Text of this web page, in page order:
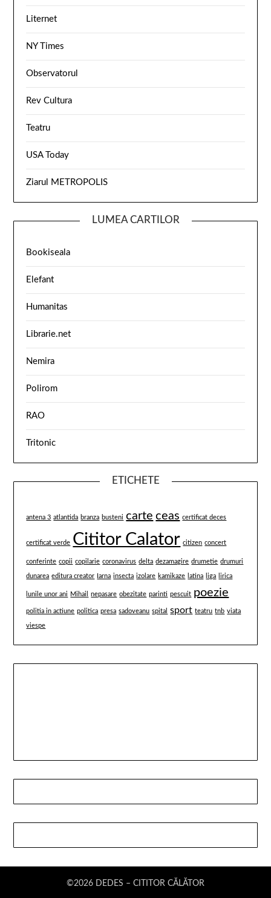
Liternet
NY Times
Observatorul
Rev Cultura
Teatru
USA Today
Ziarul METROPOLIS
LUMEA CARTILOR
Bookiseala
Elefant
Humanitas
Librarie.net
Nemira
Polirom
RAO
Tritonic
ETICHETE
antena 3 atlantida branza busteni carte ceas certificat deces
certificat verde Cititor Calator citizen concert
conferinte copii copilarie coronavirus delta dezamagire drumetie drumuri
dunarea editura creator Iarna insecta izolare kamikaze latina liga lirica
lunile unor ani Mihail nepasare obezitate parinti pescuit poezie
politia in actiune politica presa sadoveanu spital sport teatru tnb viata
viespe
©2026 DEDES – CITITOR CĂLĂTOR